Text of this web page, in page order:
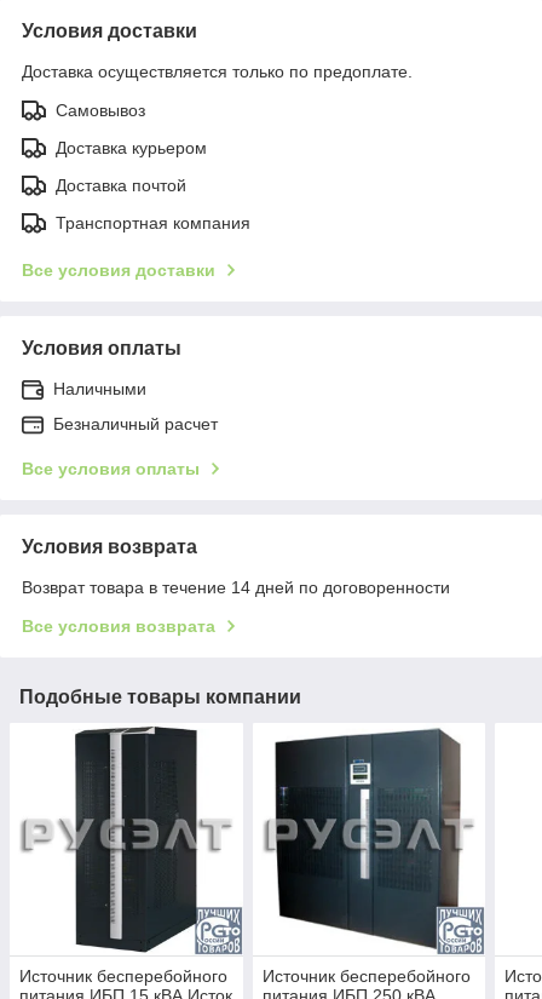
Условия доставки
Доставка осуществляется только по предоплате.
Самовывоз
Доставка курьером
Доставка почтой
Транспортная компания
Все условия доставки
Условия оплаты
Наличными
Безналичный расчет
Все условия оплаты
Условия возврата
Возврат товара в течение 14 дней по договоренности
Все условия возврата
Подобные товары компании
Источник бесперебойного
Источник бесперебойного